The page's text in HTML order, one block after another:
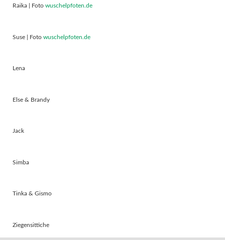
Raika | Foto wuschelpfoten.de
Suse | Foto wuschelpfoten.de
Lena
Else & Brandy
Jack
Simba
Tinka & Gismo
Ziegensittiche